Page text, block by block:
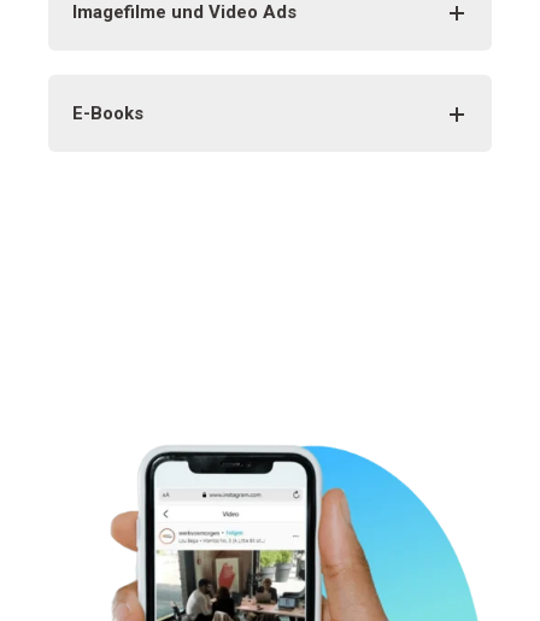
Imagefilme und Video Ads
E-Books